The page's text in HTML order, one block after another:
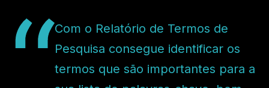
Com o Relatório de Termos de
Pesquisa consegue identificar os
termos que são importantes para a